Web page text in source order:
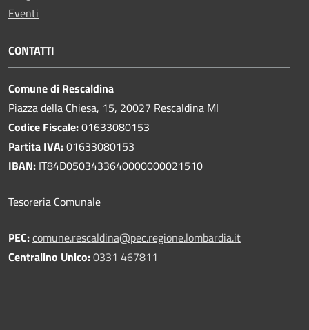
Eventi
CONTATTI
Comune di Rescaldina
Piazza della Chiesa, 15, 20027 Rescaldina MI
Codice Fiscale:01633080153
Partita IVA:01633080153
IBAN: IT84D0503433640000000021510
Tesoreria Comunale
PEC:comune.rescaldina@pec.regione.lombardia.it
Centralino Unico:0331 467811